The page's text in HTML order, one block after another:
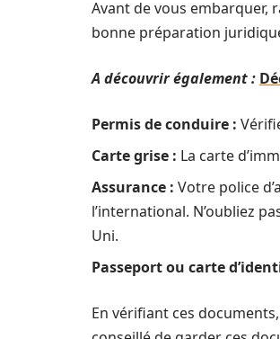
Avant de vous embarquer,
bonne préparation
A découvrir également :
Permis de conduire :
Carte grise : La carte
Assurance : Votre police
l’international. N’oubliez
Uni.
Passeport ou carte
En vérifiant ces